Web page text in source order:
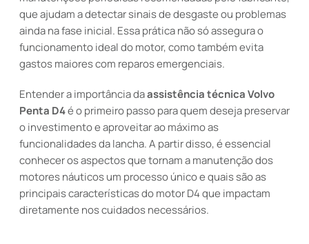
que ajudam a detectar sinais de desgaste ou problemas
ainda na fase inicial. Essa prática não só assegura o
funcionamento ideal do motor, como também evita
gastos maiores com reparos emergenciais.
Entender a importância daassistência técnica Volvo
Penta D4é o primeiro passo para quem deseja preservar
o investimento e aproveitar ao máximo as
funcionalidades da lancha. A partir disso, é essencial
conhecer os aspectos que tornam a manutenção dos
motores náuticos um processo único e quais são as
principais características do motor D4 que impactam
diretamente nos cuidados necessários.